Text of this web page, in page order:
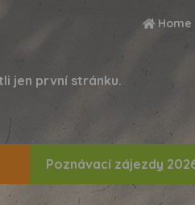
Home
jen první stránku.
Poznávací zájezdy